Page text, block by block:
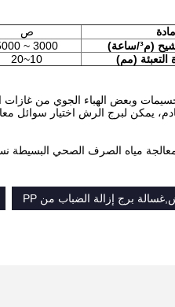
مادة
ص
ساعة)
3000 ~ 5000
(مم) 10~20
يمكن لبرج الرش اختيار